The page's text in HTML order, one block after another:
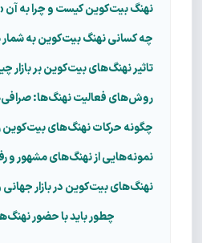
نهنگ بیت‌کوین کیست و چرا به آن
چه کسانی نهنگ بیت‌کوین به شمار
تاثیر نهنگ‌های بیت‌کوین بر بازار
روش‌های فعالیت نهنگ‌ها:
چگونه حرکات نهنگ‌های بیت‌کوین
نمونه‌هایی از نهنگ‌های مشهور و
نهنگ‌های بیت‌کوین در بازار جهانی
چطور باید با حضور